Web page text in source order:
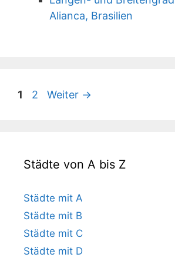
Alianca, Brasilien
Seite
1 Seite
2 Weiter →
Städte von A bis Z
Städte mit A
Städte mit B
Städte mit C
Städte mit D